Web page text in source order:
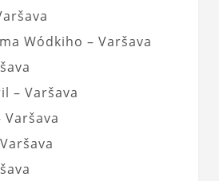
Wódkiho – Varšava
– Varšava